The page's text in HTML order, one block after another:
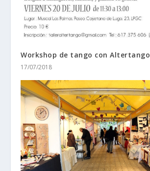
Workshop de tango con Altertango
17/07/2018